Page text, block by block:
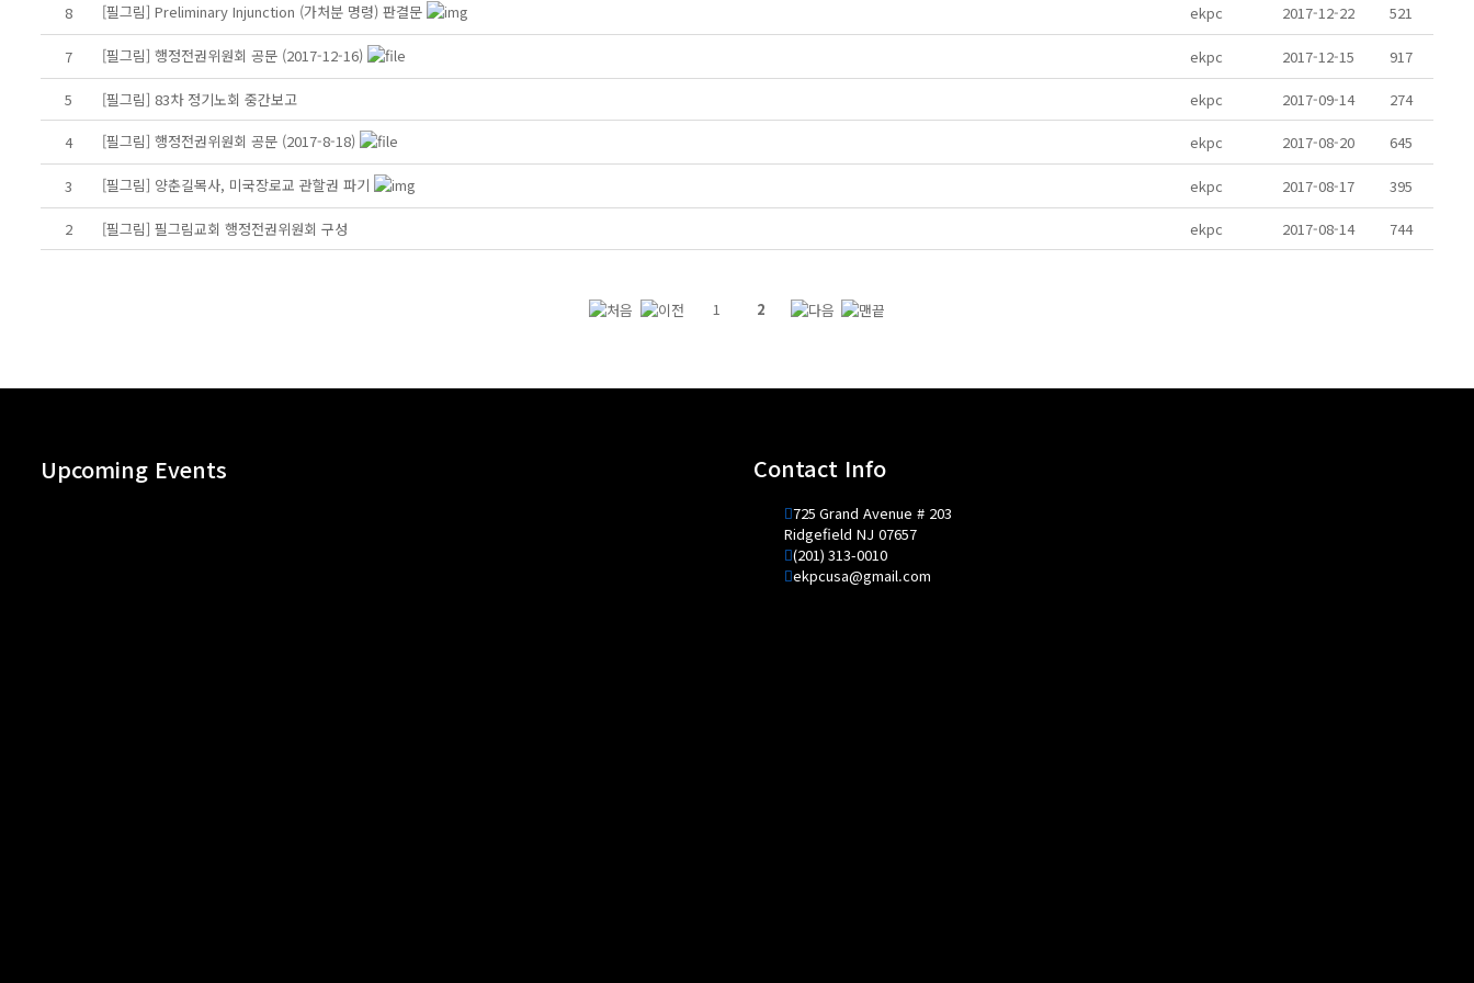
8 [필그림] Preliminary Injunction (가처분 명령) 판결문 ekpc 2017-12-22 521
7 [필그림] 행정전권위원회 공문 (2017-12-16) ekpc 2017-12-15 917
5 [필그림] 83차 정기노회 중간보고 ekpc 2017-09-14 274
4 [필그림] 행정전권위원회 공문 (2017-8-18) ekpc 2017-08-20 645
3 [필그림] 양춘길목사, 미국장로교 관할권 파기 ekpc 2017-08-17 395
2 [필그림] 필그림교회 행정전권위원회 구성 ekpc 2017-08-14 744
1 2
Upcoming Events Contact Info
725 Grand Avenue # 203
Ridgefield NJ 07657
(201) 313-0010
ekpcusa@gmail.com